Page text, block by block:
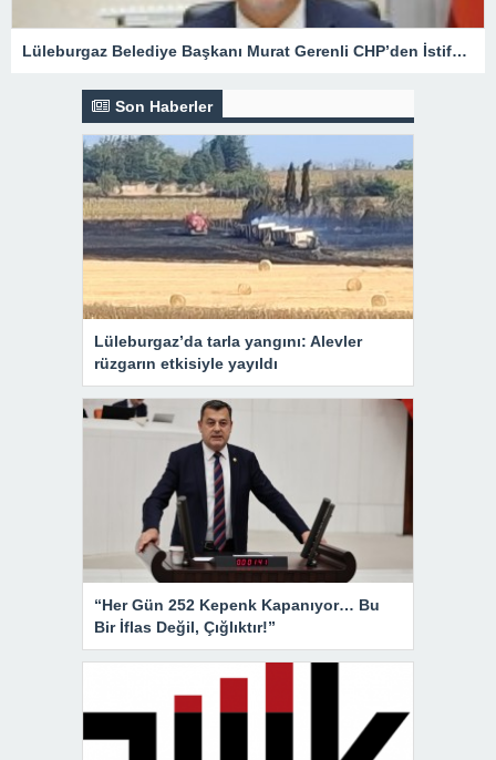
Lüleburgaz Belediye Başkanı Murat Gerenli CHP’den İstifa Etti
Son Haberler
Lüleburgaz’da tarla yangını: Alevler
rüzgarın etkisiyle yayıldı
“Her Gün 252 Kepenk Kapanıyor… Bu
Bir İflas Değil, Çığlıktır!”